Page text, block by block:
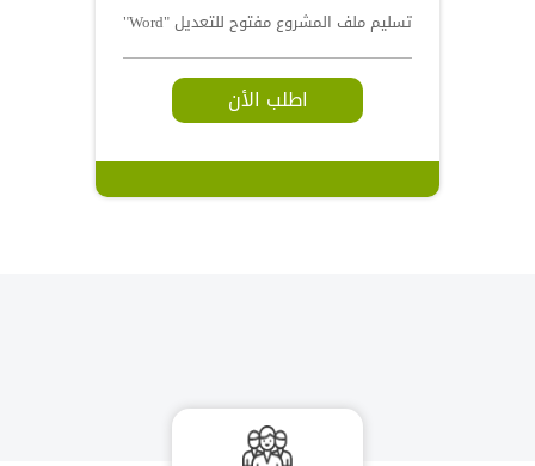
تسليم ملف المشروع مفتوح للتعديل "Word"
اطلب الأن